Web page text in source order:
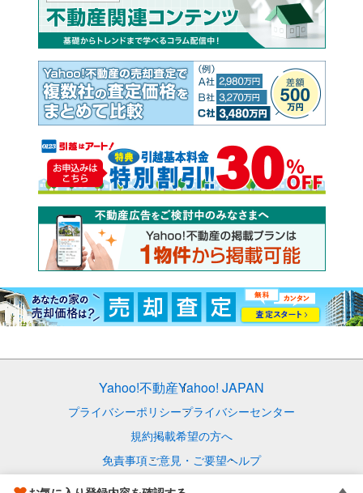
Yahoo!不動産Yahoo! JAPAN
プライバシーポリシープライバシーセンター
規約掲載希望の方へ
免責事項ご意見・ご要望ヘルプ
© LY Corporation